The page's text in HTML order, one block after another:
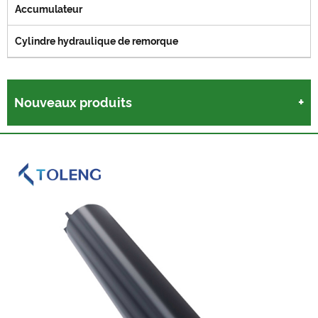
Accumulateur
Cylindre hydraulique de remorque
Nouveaux produits